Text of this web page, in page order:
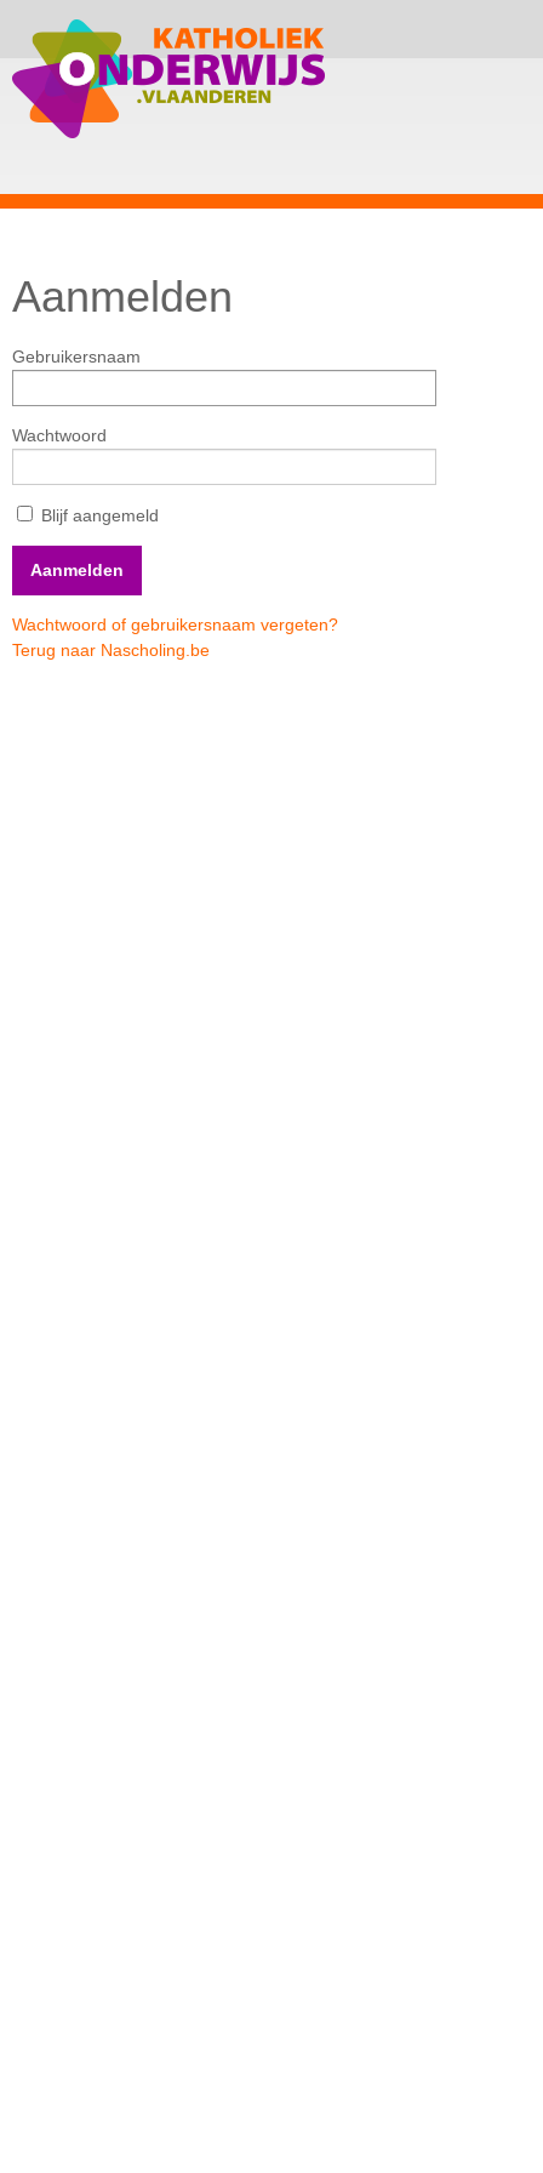
Aanmelden
Gebruikersnaam
Wachtwoord
Blijf aangemeld
Wachtwoord of gebruikersnaam vergeten?
Terug naar Nascholing.be